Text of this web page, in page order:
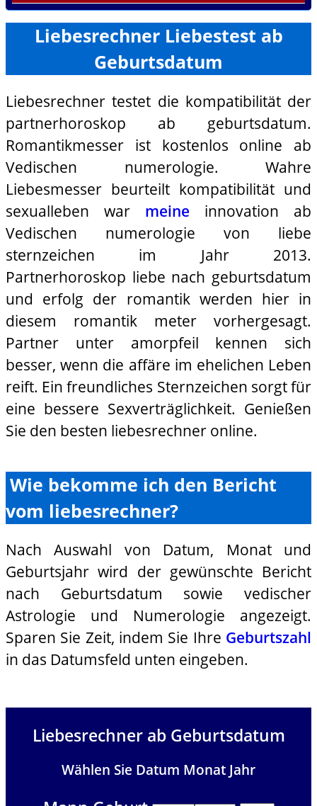
Liebesrechner Liebestest ab
Geburtsdatum
Liebesrechner testet die kompatibilität der
partnerhoroskop ab geburtsdatum.
Romantikmesser ist kostenlos online ab
Vedischen numerologie. Wahre
Liebesmesser beurteilt kompatibilität und
sexualleben war meine innovation ab
Vedischen numerologie von liebe
sternzeichen im Jahr 2013.
Partnerhoroskop liebe nach geburtsdatum
und erfolg der romantik werden hier in
diesem romantik meter vorhergesagt.
Partner unter amorpfeil kennen sich
besser, wenn die affäre im ehelichen Leben
reift. Ein freundliches Sternzeichen sorgt für
eine bessere Sexverträglichkeit. Genießen
Sie den besten liebesrechner online.
Wie bekomme ich den Bericht
vom liebesrechner?
Nach Auswahl von Datum, Monat und
Geburtsjahr wird der gewünschte Bericht
nach Geburtsdatum sowie vedischer
Astrologie und Numerologie angezeigt.
Sparen Sie Zeit, indem Sie Ihre Geburtszahl
in das Datumsfeld unten eingeben.
Liebesrechner ab Geburtsdatum
Wählen Sie Datum Monat Jahr